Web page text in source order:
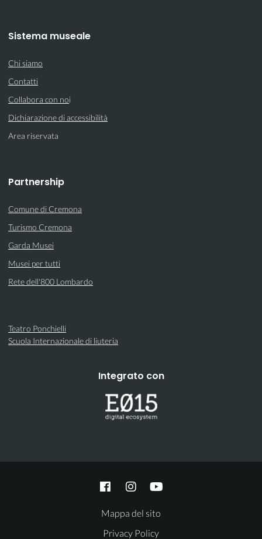
Sistema museale
Chi siamo
Contatti
Collabora con noi
Dichiarazione di accessibilità
Area riservata
Partnership
Comune di Cremona
Turismo Cremona
Garda Musei
Musei per tutti
Rete dell'800 Lombardo
Teatro Ponchielli
Scuola Internazionale di liuteria
Integrato con
Mappa del sito
Privacy Policy